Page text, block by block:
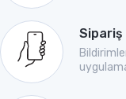
Sipariş